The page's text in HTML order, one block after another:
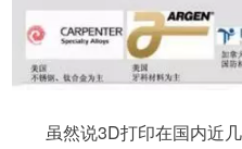
虽然说3D打印在国内近